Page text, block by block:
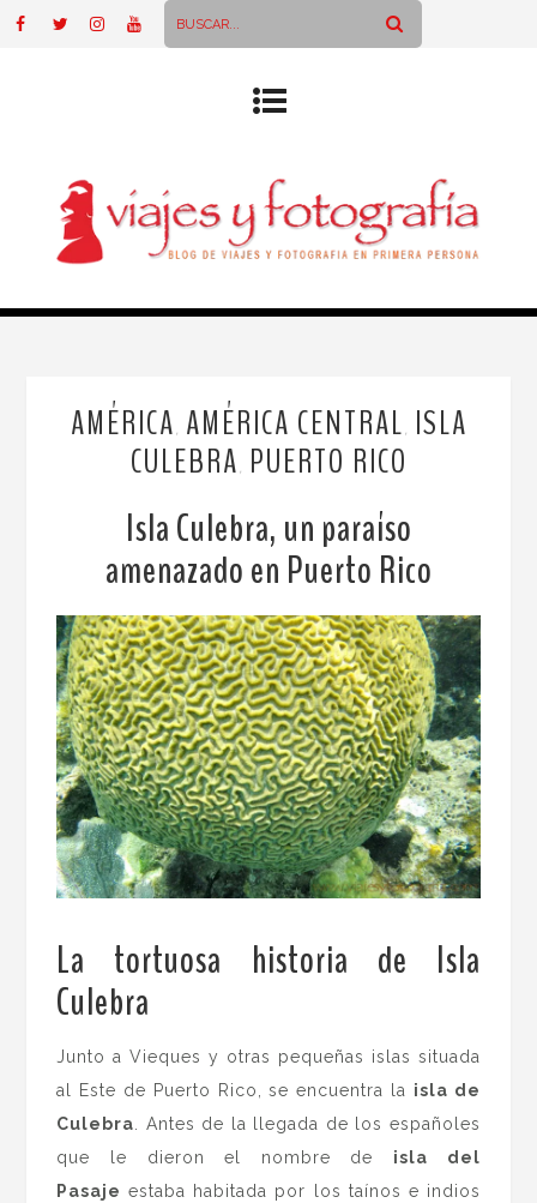
AMÉRICA AMÉRICA CENTRAL ISLA
CULEBRA PUERTO RICO
Isla Culebra, un paraíso
amenazado en Puerto Rico
La tortuosa historia de Isla
Culebra
Junto a Vieques y otras pequeñas islas situada
al Este de Puerto Rico, se encuentra la isla de
Culebra. Antes de la llegada de los españoles
que le dieron el nombre de isla del
Pasaje estaba habitada por los taínos e indios